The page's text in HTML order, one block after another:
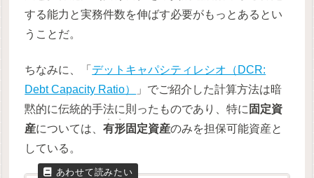
する能力と実務件数を伸ばす必要がもっとあるとい
うことだ。
ちなみに、「 デットキャパシティレシオ（DCR:
Debt Capacity Ratio）
」でご紹介した計算方法は暗
黙的に伝統的手法に則ったものであり、特に 固定資
産については、有形
・・
固定資産のみを担保可能資産と
している。